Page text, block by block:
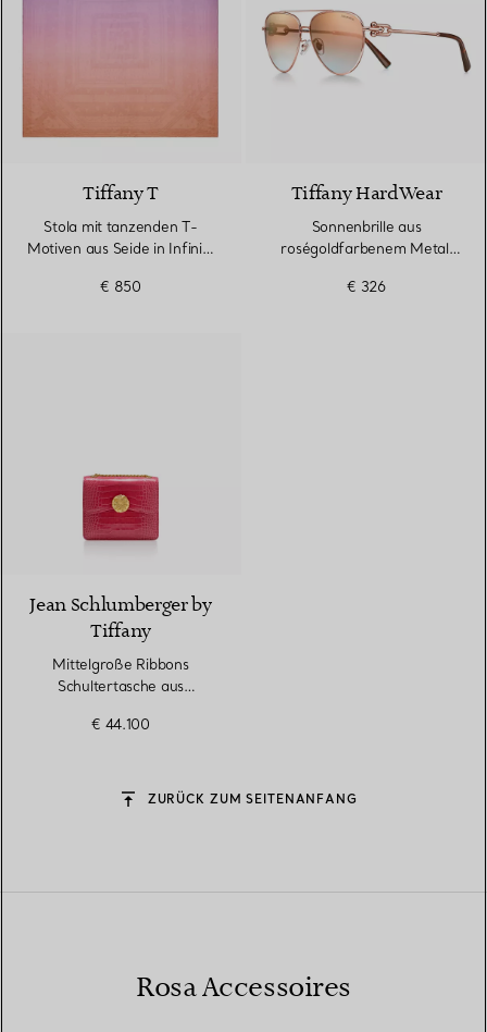
Tiffany T
Stola mit tanzenden T-
Motiven aus Seide in Infinity
€ 850
Tiffany HardWear
Sonnenbrille aus
roségoldfarbenem Metall
€ 326
Jean Schlumberger by
Tiffany
Mittelgroße Ribbons
Schultertasche aus
€ 44.100
ZURÜCK ZUM SEITENANFANG
Rosa Accessoires